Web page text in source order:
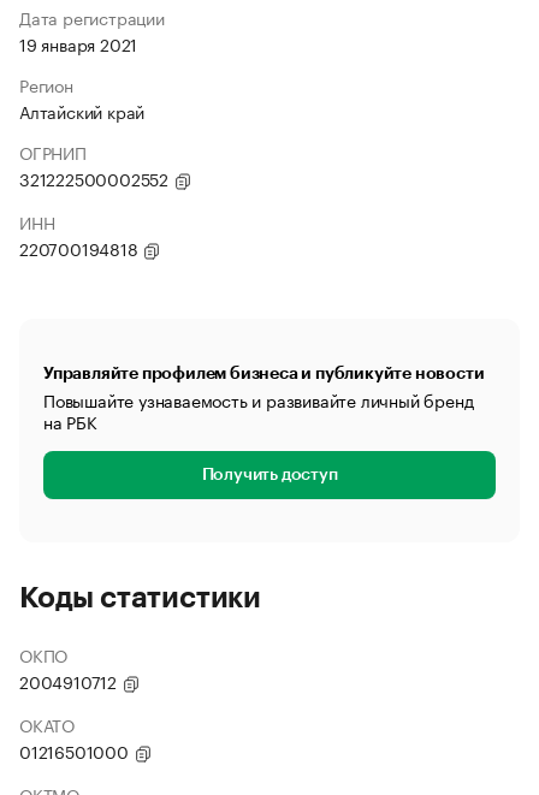
Дата регистрации
19 января 2021
Регион
Алтайский край
ОГРНИП
321222500002552
ИНН
220700194818
Управляйте профилем бизнеса и публикуйте новости
Повышайте узнаваемость и развивайте личный бренд
на РБК
Получить доступ
Коды статистики
ОКПО
2004910712
ОКАТО
01216501000